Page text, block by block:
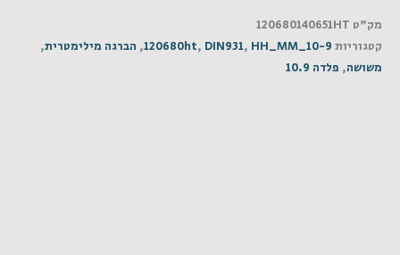
מק"ט 120680140651HT
קטגוריות
120680ht, DIN931, HH_MM_10-9
, הברגה מילימטרית,
משושה, פלדה 10.9